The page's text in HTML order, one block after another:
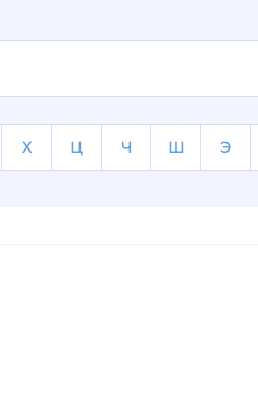
Х Ц Ч Ш Э